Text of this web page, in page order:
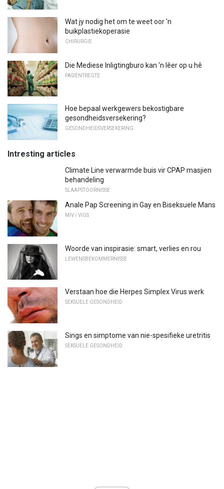
Wat jy nodig het om te weet oor 'n
buikplastiekoperasie
CHIRURGIE
Die Mediese Inligtingburo kan 'n lêer op u hê
PASIËNTREGTE
Hoe bepaal werkgewers bekostigbare
gesondheidsversekering?
GESONDHEIDSVERSEKERING
Intresting articles
Climate Line verwarmde buis vir CPAP masjien
behandeling
SLAAPSTOORNISSE
Anale Pap Screening in Gay en Biseksuele Mans
MIV / VIGS
Woorde van inspirasie: smart, verlies en rou
LEWENSBEKOMMERNISSE
Verstaan ​​hoe die Herpes Simplex Virus werk
SEKSUELE GESONDHEID
Sings en simptome van nie-spesifieke uretritis
SEKSUELE GESONDHEID